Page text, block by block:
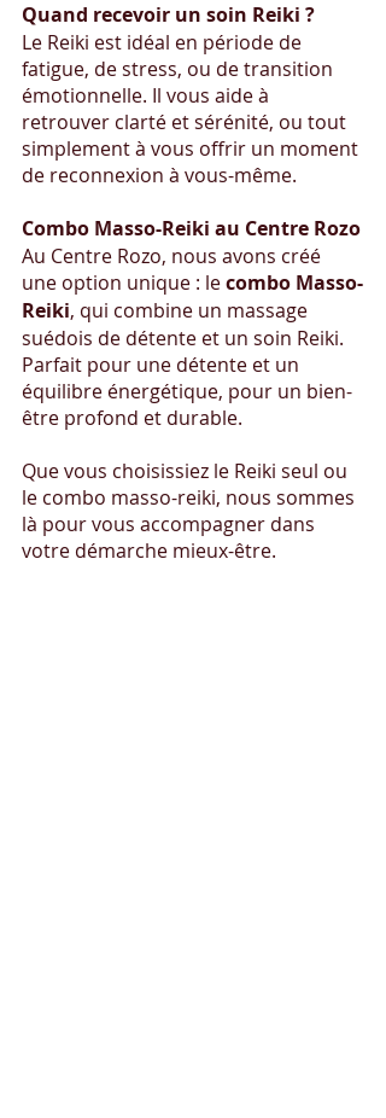
Quand recevoir un soin Reiki ?
Le Reiki est idéal en période de
fatigue, de stress, ou de transition
émotionnelle. Il vous aide à
retrouver clarté et sérénité, ou tout
simplement à vous offrir un moment
de reconnexion à vous-même.
Combo Masso-Reiki au Centre Rozo
Au Centre Rozo, nous avons créé
une option unique : le combo Masso-
Reiki, qui combine un massage
suédois de détente et un soin Reiki.
Parfait pour une détente et un
équilibre énergétique, pour un bien-
être profond et durable.
Que vous choisissiez le Reiki seul ou
le combo masso-reiki, nous sommes
là pour vous accompagner dans
votre démarche mieux-être.